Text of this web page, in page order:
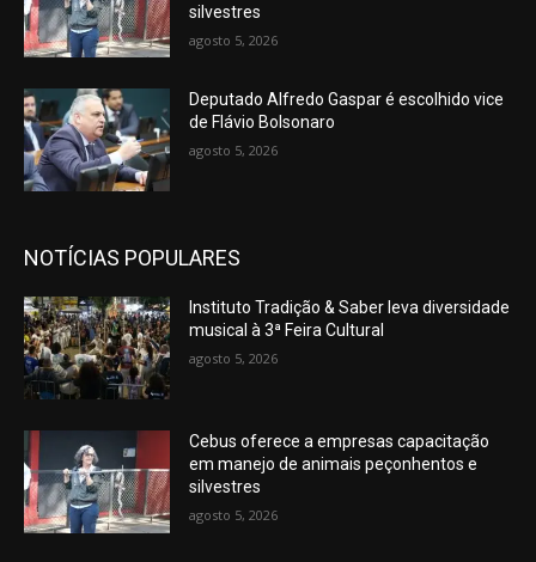
silvestres
agosto 5, 2026
Deputado Alfredo Gaspar é escolhido vice
de Flávio Bolsonaro
agosto 5, 2026
NOTÍCIAS POPULARES
Instituto Tradição & Saber leva diversidade
musical à 3ª Feira Cultural
agosto 5, 2026
Cebus oferece a empresas capacitação
em manejo de animais peçonhentos e
silvestres
agosto 5, 2026